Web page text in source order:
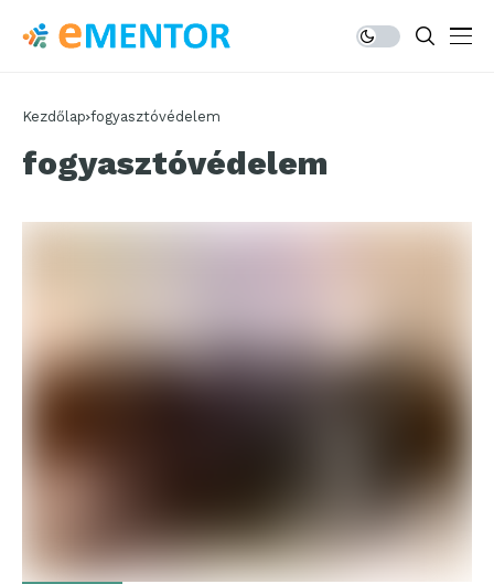
Kezdőlap fogyasztóvédelem
fogyasztóvédelem